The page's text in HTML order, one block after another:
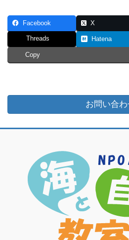
Facebook X
Threads Hatena
Copy
お問い合